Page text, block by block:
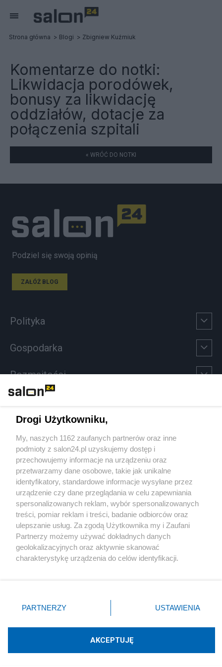
Strona główna Blogi Zbigniew Kuźmiuk
Komentarze do notki:
Likwidacja porodówek,
bonusy za likwidację
oddziałów, dotacje za
połączenia szpitali
« WRÓĆ DO NOTKI
Podziel się swoją opinią
ZAŁÓŻ BLOG
Polityka
Gospodarka
Rozmaitości
Sport
Społeczeństwo
Kultura
X Facebook Instagram Youtube
Technologię dostarcza:W3media.pl
Drogi Użytkowniku,
My, naszych 1162 zaufanych partnerów oraz inne
podmioty z salon24.pl uzyskujemy dostęp i
przechowujemy informacje na urządzeniu oraz
przetwarzamy dane osobowe, takie jak unikalne
identyfikatory, standardowe informacje wysyłane przez
urządzenie czy dane przeglądania w celu zapewniania
spersonalizowanych reklam, wybór spersonalizowanych
treści, pomiar reklam i treści, badanie odbiorców oraz
ulepszanie usług. Za zgodą Użytkownika my i Zaufani
Partnerzy możemy używać dokładnych danych
geolokalizacyjnych oraz aktywnie skanować
charakterystykę urządzenia do celów identyfikacji.
zmienić/wycofać klikając przycisk ustawień prywatności
znajdujący się w lewym dolnym rogu strony
rodzaje przetwarzania danych nie wymagają zgody
użytkownika, ale masz prawo sprzeciwić się takiemu
PARTNERZY USTAWIENIA
AKCEPTUJĘ